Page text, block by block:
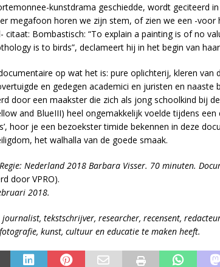
kunstdrama geschiedde, wordt geciteerd in
megafoon horen we zijn stem, of zien we een -voor
citaat: Bombastisch: “To explain a painting is of no
is to birds”, declameert hij in het begin van
op wat het is: pure oplichterij, kleren van
en gedegen academici en juristen en naaste
door een maakster die zich als jong schoolkind bij
and BlueIII) heel ongemakkelijk voelde tijdens een
hoor je een bezoekster timide bekennen in deze
het walhalla van de goede smaak.
Nederland 2018 Barbara Visser. 70 minuten.
door VPRO).
2018.
journalist, tekstschrijver, researcher, recensent,
kunst, cultuur en educatie te maken heeft.